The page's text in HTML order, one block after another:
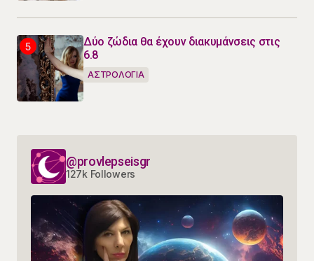
Δύο ζώδια θα έχουν διακυμάνσεις στις
6.8
ΑΣΤΡΟΛΟΓΙΑ
@provlepseisgr
127k Followers